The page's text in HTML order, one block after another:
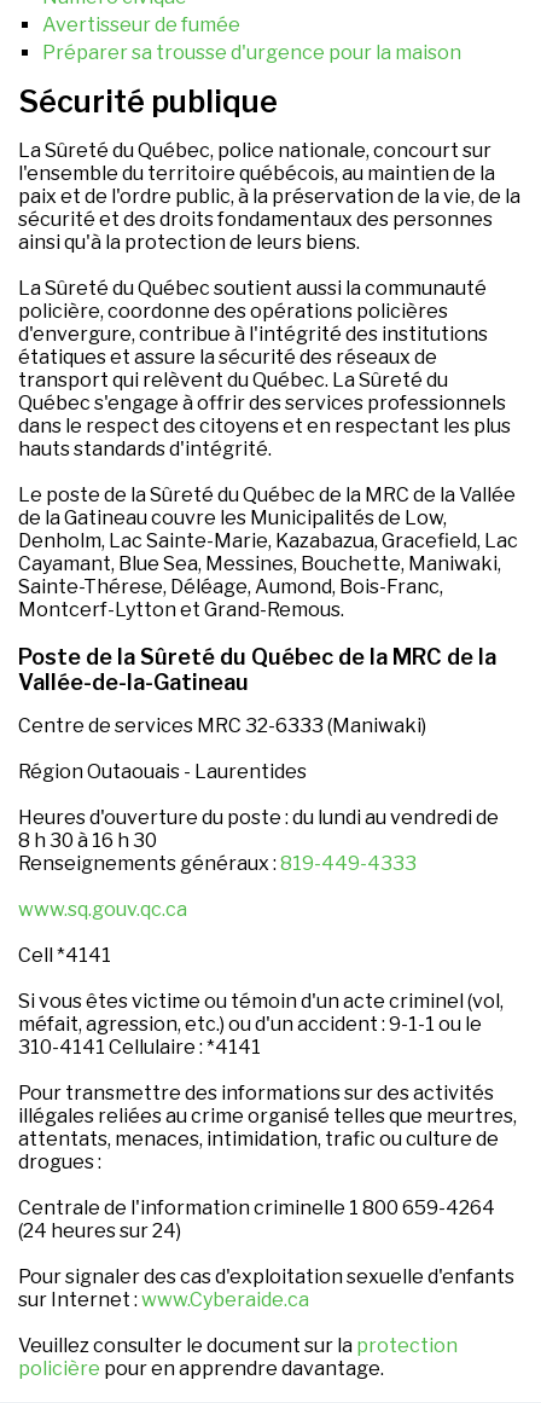
Avertisseur de fumée
Préparer sa trousse d'urgence pour la maison
Sécurité publique
La Sûreté du Québec, police nationale, concourt sur
l'ensemble du territoire québécois, au maintien de la
paix et de l'ordre public, à la préservation de la vie, de la
sécurité et des droits fondamentaux des personnes
ainsi qu'à la protection de leurs biens.
La Sûreté du Québec soutient aussi la communauté
policière, coordonne des opérations policières
d'envergure, contribue à l'intégrité des institutions
étatiques et assure la sécurité des réseaux de
transport qui relèvent du Québec. La Sûreté du
Québec s'engage à offrir des services professionnels
dans le respect des citoyens et en respectant les plus
hauts standards d'intégrité.
Le poste de la Sûreté du Québec de la MRC de la Vallée
de la Gatineau couvre les Municipalités de Low,
Denholm, Lac Sainte-Marie, Kazabazua, Gracefield, Lac
Cayamant, Blue Sea, Messines, Bouchette, Maniwaki,
Sainte-Thérese, Déléage, Aumond, Bois-Franc,
Montcerf-Lytton et Grand-Remous.
Poste de la Sûreté du Québec de la MRC de la
Vallée-de-la-Gatineau
Centre de services MRC 32-6333 (Maniwaki)
Région Outaouais - Laurentides
Heures d'ouverture du poste : du lundi au vendredi de
8 h 30 à 16 h 30
Renseignements généraux : 819-449-4333
www.sq.gouv.qc.ca
Cell *4141
Si vous êtes victime ou témoin d'un acte criminel (vol,
méfait, agression, etc.) ou d'un accident : 9-1-1 ou le
310-4141 Cellulaire : *4141
Pour transmettre des informations sur des activités
illégales reliées au crime organisé telles que meurtres,
attentats, menaces, intimidation, trafic ou culture de
drogues :
Centrale de l'information criminelle 1 800 659-4264
(24 heures sur 24)
Pour signaler des cas d'exploitation sexuelle d'enfants
sur Internet : www.Cyberaide.ca
Veuillez consulter le document sur la protection
policière pour en apprendre davantage.